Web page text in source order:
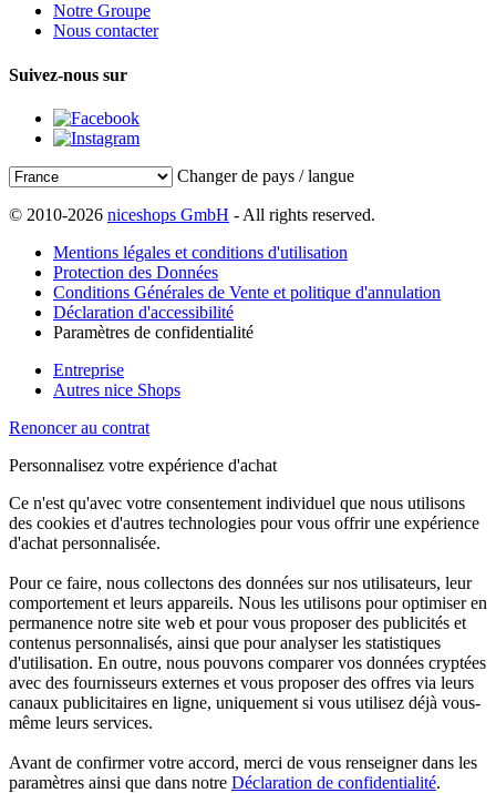
Notre Groupe
Nous contacter
Suivez-nous sur
Changer de pays / langue
© 2010-2026 niceshops GmbH - All rights reserved.
Mentions légales et conditions d'utilisation
Protection des Données
Conditions Générales de Vente et politique d'annulation
Déclaration d'accessibilité
Paramètres de confidentialité
Entreprise
Autres nice Shops
Renoncer au contrat
Personnalisez votre expérience d'achat
Ce n'est qu'avec votre consentement individuel que nous utilisons
des cookies et d'autres technologies pour vous offrir une expérience
d'achat personnalisée.
Pour ce faire, nous collectons des données sur nos utilisateurs, leur
comportement et leurs appareils. Nous les utilisons pour optimiser en
permanence notre site web et pour vous proposer des publicités et
contenus personnalisés, ainsi que pour analyser les statistiques
d'utilisation. En outre, nous pouvons comparer vos données cryptées
avec des fournisseurs externes et vous proposer des offres via leurs
canaux publicitaires en ligne, uniquement si vous utilisez déjà vous-
même leurs services.
Avant de confirmer votre accord, merci de vous renseigner dans les
paramètres ainsi que dans notre Déclaration de confidentialité.